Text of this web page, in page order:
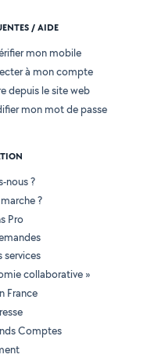
/ AIDE
mon mobile
à mon compte
depuis le site web
mon mot de passe
nous ?
?
Pro
services
collaborative »
France
Comptes